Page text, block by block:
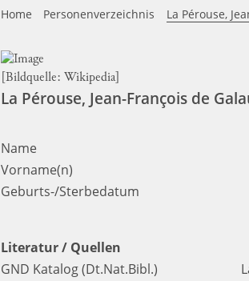
Home Personenverzeichnis La Pérouse,
[Bildquelle: Wikipedia
La Pérouse, Jean-François de
Name
Vorname(n)
Geburts-/Sterbedatum
Literatur / Quellen
GND Katalog (Dt.Nat.Bibl.)